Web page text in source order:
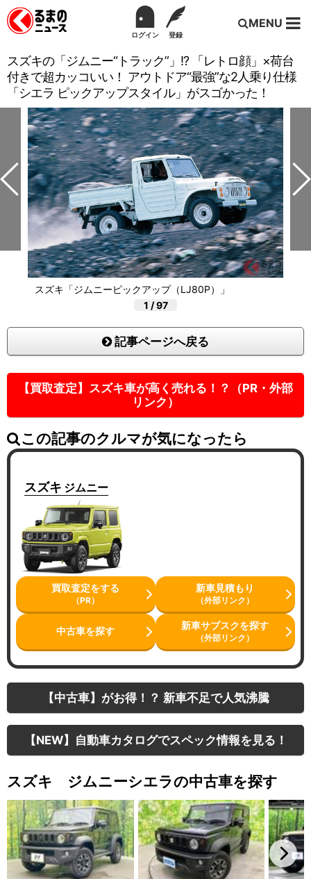
ログイン 登録
MENU
スズキの「ジムニー“トラック”」!? 「レトロ顔」×荷台
付きで超カッコいい！ アウトドア“最強”な2人乗り仕様
「シエラ ピックアップスタイル」がスゴかった！
スズキ「ジムニーピックアップ（LJ80P）」
1 /97
記事ページへ戻る
【買取査定】スズキ車が高く売れる！？（PR・外部
リンク）
この記事のクルマが気になったら
スズキ ジムニー
買取査定をする
（PR）
新車見積もり
（外部リンク）
中古車を探す 新車サブスクを探す
（外部リンク）
【中古車】がお得！？ 新車不足で人気沸騰
【NEW】自動車カタログでスペック情報を見る！
スズキ ジムニーシエラの中古車を探す